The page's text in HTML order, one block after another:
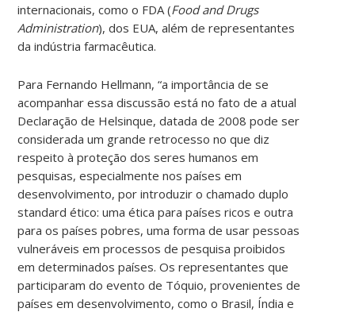
internacionais, como o FDA (Food and Drugs
Administration), dos EUA, além de representantes
da indústria farmacêutica.
Para Fernando Hellmann, “a importância de se
acompanhar essa discussão está no fato de a atual
Declaração de Helsinque, datada de 2008 pode ser
considerada um grande retrocesso no que diz
respeito à proteção dos seres humanos em
pesquisas, especialmente nos países em
desenvolvimento, por introduzir o chamado duplo
standard ético: uma ética para países ricos e outra
para os países pobres, uma forma de usar pessoas
vulneráveis em processos de pesquisa proibidos
em determinados países. Os representantes que
participaram do evento de Tóquio, provenientes de
países em desenvolvimento, como o Brasil, Índia e